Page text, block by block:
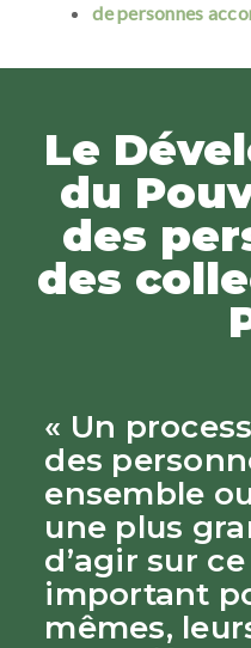
de personnes
Le
du
des
des
« Un
des
ensemble
une plus
d’agir sur
important
mêmes,